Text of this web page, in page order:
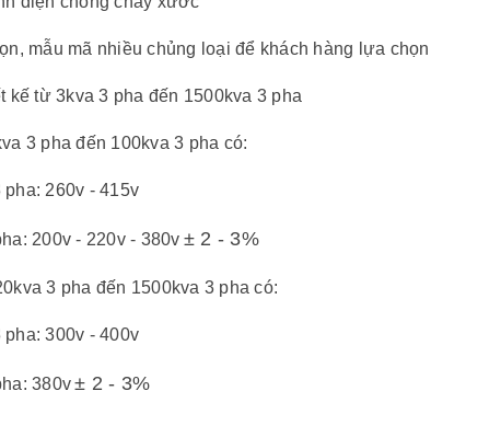
mẫu mã nhiều chủng loại để khách hàng lựa chọn
kế từ 3kva 3 pha đến 1500kva 3 pha
3 pha đến 100kva 3 pha có:
260v - 415v
200v - 220v - 380v ± 2 - 3%
3 pha đến 1500kva 3 pha có:
300v - 400v
380v± 2 - 3%